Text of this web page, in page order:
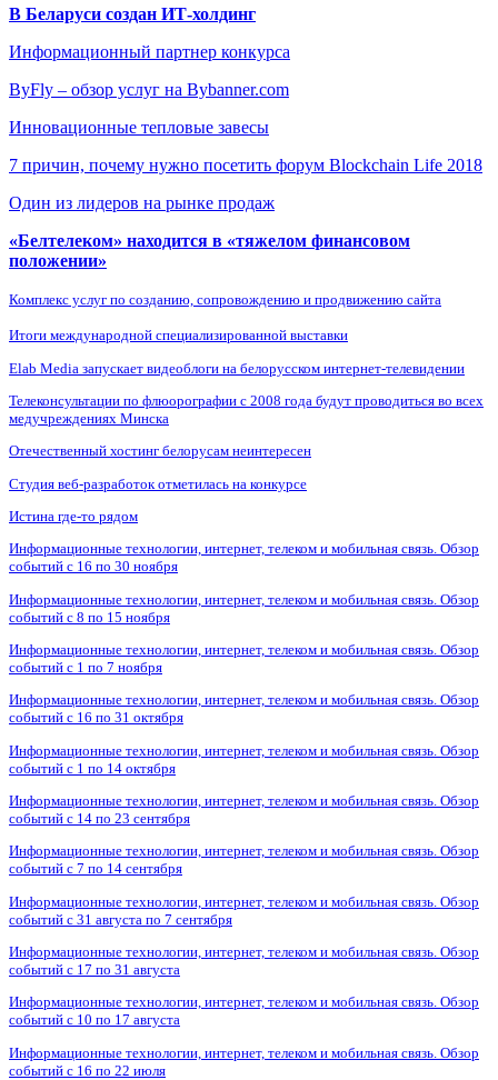
В Беларуси создан ИТ-холдинг
Информационный партнер конкурса
ByFly – обзор услуг на Bybanner.com
Инновационные тепловые завесы
7 причин, почему нужно посетить форум Blockchain Life 2018
Один из лидеров на рынке продаж
«Белтелеком» находится в «тяжелом финансовом
положении»
Комплекс услуг по созданию, сопровождению и продвижению сайта
Итоги международной специализированной выставки
Elab Media запускает видеоблоги на белорусском интернет-телевидении
Телеконсультации по флюорографии с 2008 года будут проводиться во всех
медучреждениях Минска
Отечественный хостинг белорусам неинтересен
Студия веб-разработок отметилась на конкурсе
Истина где-то рядом
Информационные технологии, интернет, телеком и мобильная связь. Обзор
событий с 16 по 30 ноября
Информационные технологии, интернет, телеком и мобильная связь. Обзор
событий с 8 по 15 ноября
Информационные технологии, интернет, телеком и мобильная связь. Обзор
событий с 1 по 7 ноября
Информационные технологии, интернет, телеком и мобильная связь. Обзор
событий с 16 по 31 октября
Информационные технологии, интернет, телеком и мобильная связь. Обзор
событий с 1 по 14 октября
Информационные технологии, интернет, телеком и мобильная связь. Обзор
событий с 14 по 23 сентября
Информационные технологии, интернет, телеком и мобильная связь. Обзор
событий с 7 по 14 сентября
Информационные технологии, интернет, телеком и мобильная связь. Обзор
событий с 31 августа по 7 сентября
Информационные технологии, интернет, телеком и мобильная связь. Обзор
событий с 17 по 31 августа
Информационные технологии, интернет, телеком и мобильная связь. Обзор
событий с 10 по 17 августа
Информационные технологии, интернет, телеком и мобильная связь. Обзор
событий с 16 по 22 июля